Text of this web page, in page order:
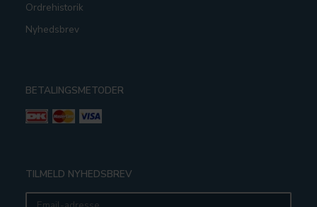
Ordrehistorik
Nyhedsbrev
BETALINGSMETODER
TILMELD NYHEDSBREV
Email-